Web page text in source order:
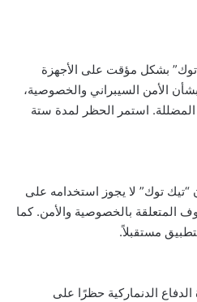
توك” بشكل مؤقت على الأجهزة
الأمن السيبراني والخصوصية،
المضللة. استمر الحظر لمدة ستة
كندا أن “تيك توك” لا يجوز استخدامه على
المتعلقة بالخصوصية والأمن. كما
مستقبلاً.
وزارة الدفاع الدنماركية حظرًا على